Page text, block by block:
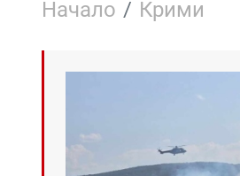
Начало Крими